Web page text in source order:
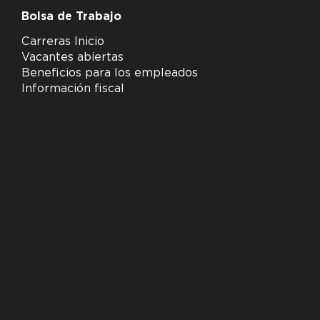
Bolsa de Trabajo
Carreras Inicio
Vacantes abiertas
Beneficios para los empleados
Información fiscal